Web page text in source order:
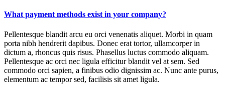
What payment methods exist in your company?
Pellentesque blandit arcu eu orci venenatis aliquet. Morbi in quam
porta nibh hendrerit dapibus. Donec erat tortor, ullamcorper in
dictum a, rhoncus quis risus. Phasellus luctus commodo aliquam.
Pellentesque ac orci nec ligula efficitur blandit vel at sem. Sed
commodo orci sapien, a finibus odio dignissim ac. Nunc ante purus,
elementum ac tempor sed, facilisis sit amet ligula.